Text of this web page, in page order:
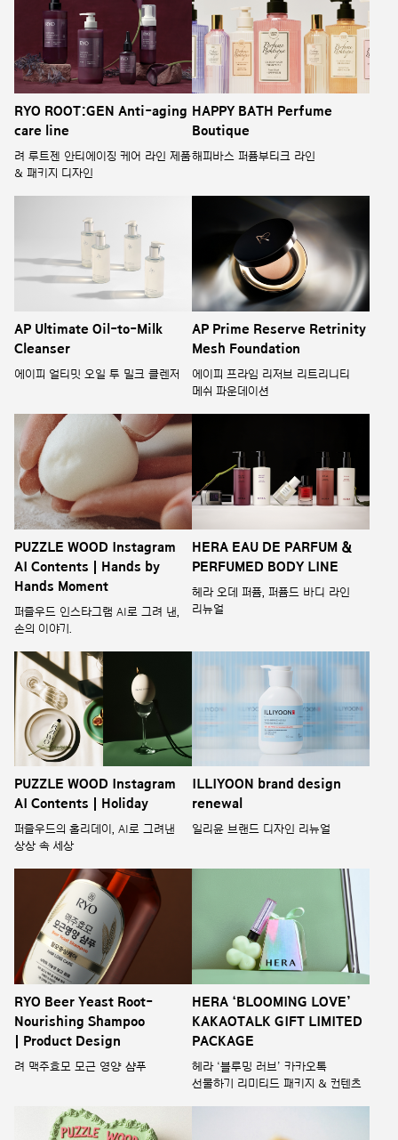
RYO ROOT:GEN Anti-aging
care line
려 루트젠 안티에이징 케어 라인 제품
& 패키지 디자인
HAPPY BATH Perfume
Boutique
해피바스 퍼퓸부티크 라인
AP Ultimate Oil-to-Milk
Cleanser
에이피 얼티밋 오일 투 밀크 클렌저
AP Prime Reserve Retrinity
Mesh Foundation
에이피 프라임 리저브 리트리니티
메쉬 파운데이션
PUZZLE WOOD Instagram
AI Contents | Hands by
Hands Moment
퍼즐우드 인스타그램 AI로 그려 낸,
손의 이야기.
HERA EAU DE PARFUM &
PERFUMED BODY LINE
헤라 오데 퍼퓸, 퍼퓸드 바디 라인
리뉴얼
PUZZLE WOOD Instagram
AI Contents | Holiday
퍼즐우드의 홀리데이, AI로 그려낸
상상 속 세상
ILLIYOON brand design
renewal
일리윤 브랜드 디자인 리뉴얼
RYO Beer Yeast Root-
Nourishing Shampoo
| Product Design
려 맥주효모 모근 영양 샴푸
HERA ‘BLOOMING LOVE’
KAKAOTALK GIFT LIMITED
PACKAGE
헤라 ‘블루밍 러브’ 카카오톡
선물하기 리미티드 패키지 & 컨텐츠